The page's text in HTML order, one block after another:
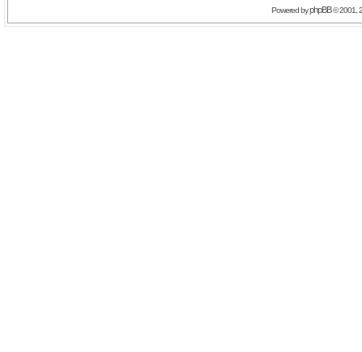
Powered byphpBB© 2001,